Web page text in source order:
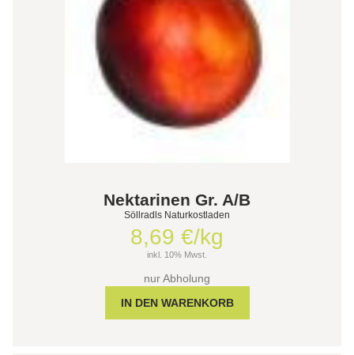
Nektarinen Gr. A/B
Söllradls Naturkostladen
8,69 €/kg
inkl. 10% Mwst.
nur Abholung